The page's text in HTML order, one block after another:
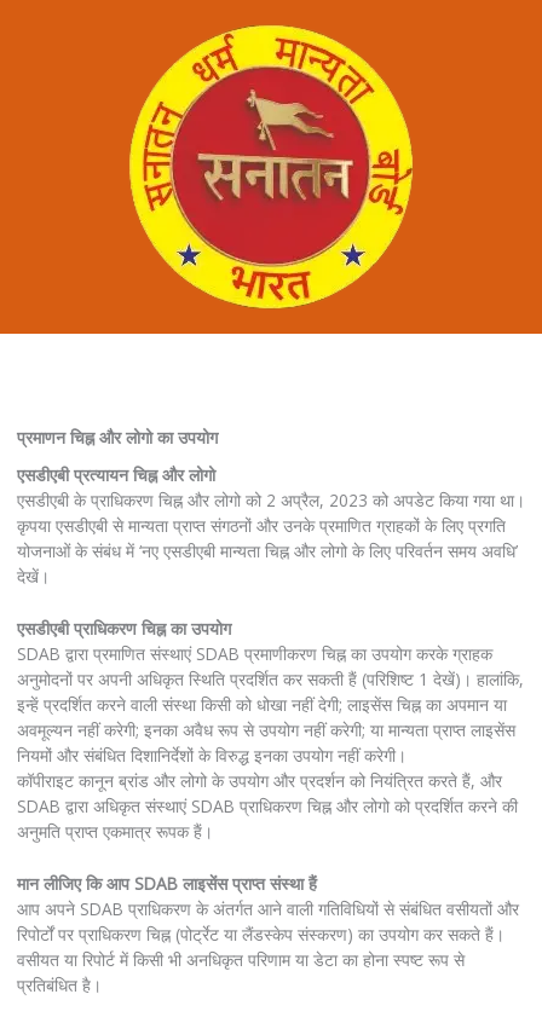
प्रमाणन चिह्न और लोगो का उपयोग
एसडीएबी प्रत्यायन चिह्न और लोगो
एसडीएबी के प्राधिकरण चिह्न और लोगो को 2 अप्रैल, 2023 को अपडेट किया गया था।
कृपया एसडीएबी से मान्यता प्राप्त संगठनों और उनके प्रमाणित ग्राहकों के लिए प्रगति
योजनाओं के संबंध में ‘नए एसडीएबी मान्यता चिह्न और लोगो के लिए परिवर्तन समय अवधि’
देखें।
एसडीएबी प्राधिकरण चिह्न का उपयोग
SDAB द्वारा प्रमाणित संस्थाएं SDAB प्रमाणीकरण चिह्न का उपयोग करके ग्राहक
अनुमोदनों पर अपनी अधिकृत स्थिति प्रदर्शित कर सकती हैं (परिशिष्ट 1 देखें)। हालांकि,
इन्हें प्रदर्शित करने वाली संस्था किसी को धोखा नहीं देगी; लाइसेंस चिह्न का अपमान या
अवमूल्यन नहीं करेगी; इनका अवैध रूप से उपयोग नहीं करेगी; या मान्यता प्राप्त लाइसेंस
नियमों और संबंधित दिशानिर्देशों के विरुद्ध इनका उपयोग नहीं करेगी।
कॉपीराइट कानून ब्रांड और लोगो के उपयोग और प्रदर्शन को नियंत्रित करते हैं, और
SDAB द्वारा अधिकृत संस्थाएं SDAB प्राधिकरण चिह्न और लोगो को प्रदर्शित करने की
अनुमति प्राप्त एकमात्र रूपक हैं।
मान लीजिए कि आप SDAB लाइसेंस प्राप्त संस्था हैं
आप अपने SDAB प्राधिकरण के अंतर्गत आने वाली गतिविधियों से संबंधित वसीयतों और
रिपोर्टों पर प्राधिकरण चिह्न (पोर्ट्रेट या लैंडस्केप संस्करण) का उपयोग कर सकते हैं।
वसीयत या रिपोर्ट में किसी भी अनधिकृत परिणाम या डेटा का होना स्पष्ट रूप से
प्रतिबंधित है।